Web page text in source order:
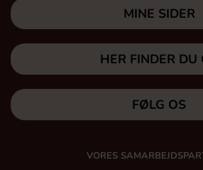
MINE SIDER
HER FINDER DU
FØLG OS
VORES